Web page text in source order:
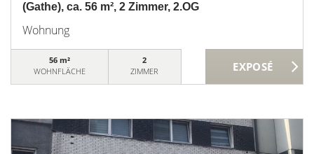
(Gathe), ca. 56 m², 2 Zimmer, 2.OG
Wohnung
56 m²
WOHNFLÄCHE
2
ZIMMER